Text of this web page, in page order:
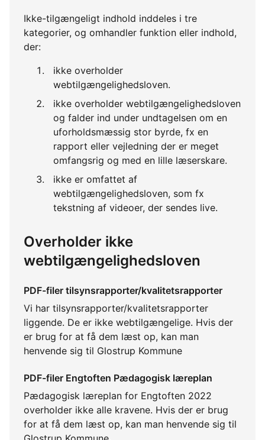
Ikke-tilgængeligt indhold inddeles i tre
kategorier, og omhandler funktion eller indhold,
der:
ikke overholder
webtilgængelighedsloven.
ikke overholder webtilgængelighedsloven
og falder ind under undtagelsen om en
uforholdsmæssig stor byrde, fx en
rapport eller vejledning der er meget
omfangsrig og med en lille læserskare.
ikke er omfattet af
webtilgængelighedsloven, som fx
tekstning af videoer, der sendes live.
Overholder ikke
webtilgængelighedsloven
PDF-filer tilsynsrapporter/kvalitetsrapporter
Vi har tilsynsrapporter/kvalitetsrapporter
liggende. De er ikke webtilgængelige. Hvis der
er brug for at få dem læst op, kan man
henvende sig til Glostrup Kommune
PDF-filer Engtoften Pædagogisk læreplan
Pædagogisk læreplan for Engtoften 2022
overholder ikke alle kravene. Hvis der er brug
for at få dem læst op, kan man henvende sig til